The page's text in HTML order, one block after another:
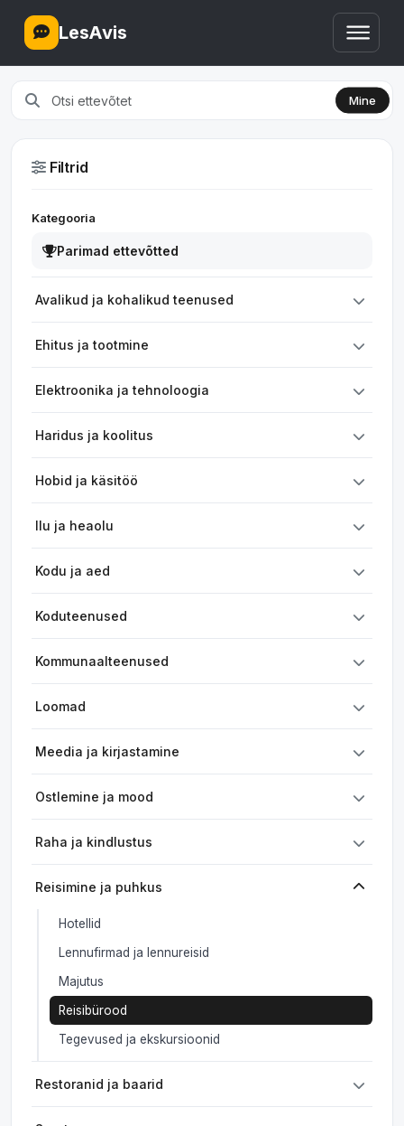
LesAvis
Mine
Filtrid
Kategooria
Parimad ettevõtted
Avalikud ja kohalikud teenused
Ehitus ja tootmine
Elektroonika ja tehnoloogia
Haridus ja koolitus
Hobid ja käsitöö
Ilu ja heaolu
Kodu ja aed
Koduteenused
Kommunaalteenused
Loomad
Meedia ja kirjastamine
Ostlemine ja mood
Raha ja kindlustus
Reisimine ja puhkus
Hotellid
Lennufirmad ja lennureisid
Majutus
Reisibürood
Tegevused ja ekskursioonid
Restoranid ja baarid